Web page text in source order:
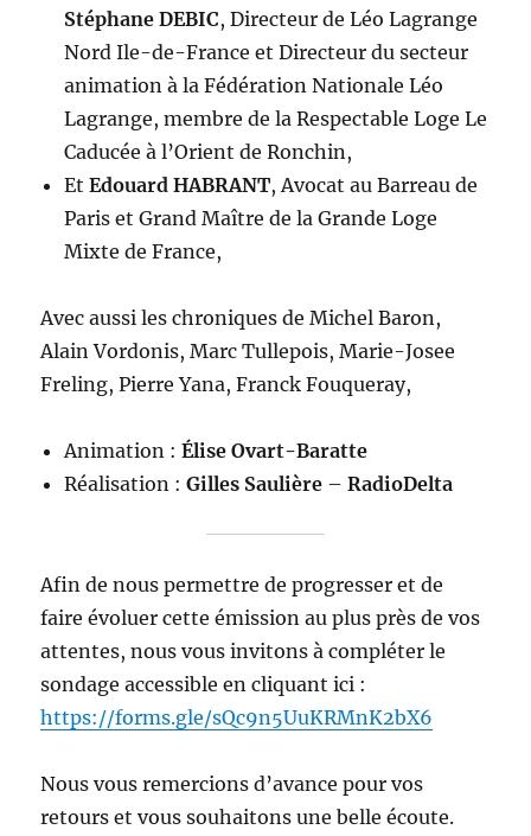
Stéphane DEBIC, Directeur de Léo Lagrange
Nord Ile-de-France et Directeur du secteur
animation à la Fédération Nationale Léo
Lagrange, membre de la Respectable Loge Le
Caducée à l’Orient de Ronchin,
EtEdouard HABRANT, Avocat au Barreau de
Paris et Grand Maître de la Grande Loge
Mixte de France,
Avec aussi les chroniques de Michel Baron,
Alain Vordonis, Marc Tullepois, Marie-Josee
Freling, Pierre Yana, Franck Fouqueray,
Animation :Élise Ovart-Baratte
Réalisation :Gilles Saulière –RadioDelta
Afin de nous permettre de progresser et de
faire évoluer cette émission au plus près de vos
attentes, nous vous invitons à compléter le
sondage accessible en cliquant ici :
https://forms.gle/sQc9n5UuKRMnK2bX6
Nous vous remercions d’avance pour vos
retours et vous souhaitons une belle écoute.